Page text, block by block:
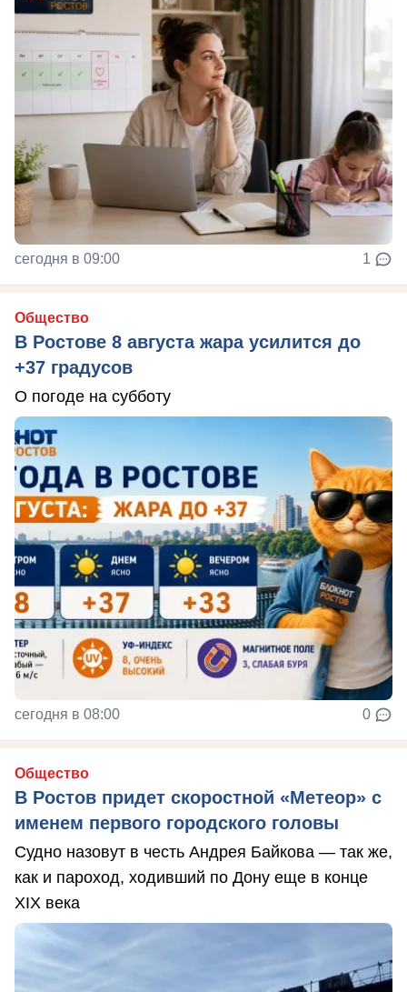
сегодня в 09:00 1
Общество
В Ростове 8 августа жара усилится до
+37 градусов
О погоде на субботу
сегодня в 08:00 0
Общество
В Ростов придет скоростной «Метеор» с
именем первого городского головы
Судно назовут в честь Андрея Байкова — так же,
как и пароход, ходивший по Дону еще в конце
XIX века